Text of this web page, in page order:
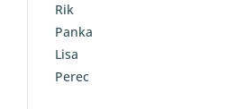
Rik
Panka
Lisa
Perec